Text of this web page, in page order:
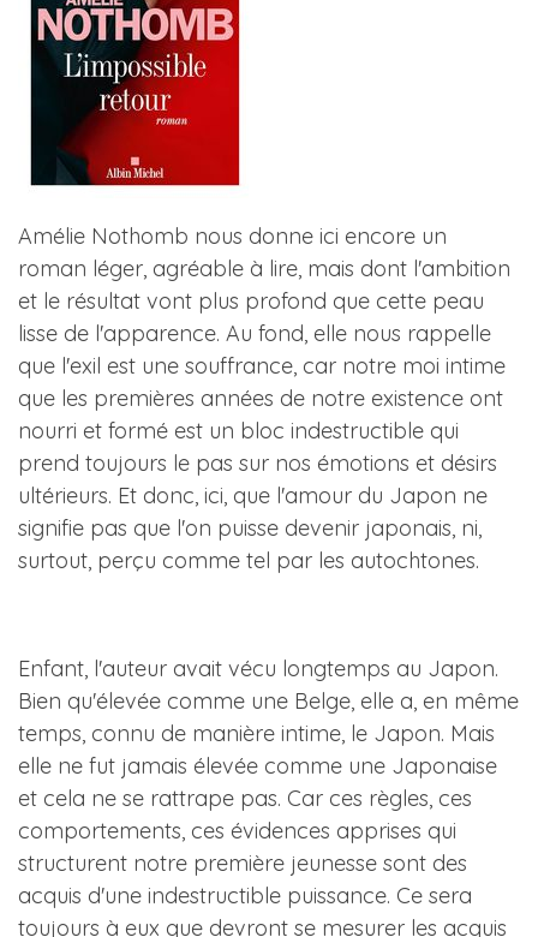
Amélie Nothomb nous donne ici encore un
roman léger, agréable à lire, mais dont l'ambition
et le résultat vont plus profond que cette peau
lisse de l'apparence. Au fond, elle nous rappelle
que l'exil est une souffrance, car notre moi intime
que les premières années de notre existence ont
nourri et formé est un bloc indestructible qui
prend toujours le pas sur nos émotions et désirs
ultérieurs. Et donc, ici, que l'amour du Japon ne
signifie pas que l'on puisse devenir japonais, ni,
surtout, perçu comme tel par les autochtones.
Enfant, l'auteur avait vécu longtemps au Japon.
Bien qu'élevée comme une Belge, elle a, en même
temps, connu de manière intime, le Japon. Mais
elle ne fut jamais élevée comme une Japonaise
et cela ne se rattrape pas. Car ces règles, ces
comportements, ces évidences apprises qui
structurent notre première jeunesse sont des
acquis d'une indestructible puissance. Ce sera
toujours à eux que devront se mesurer les acquis